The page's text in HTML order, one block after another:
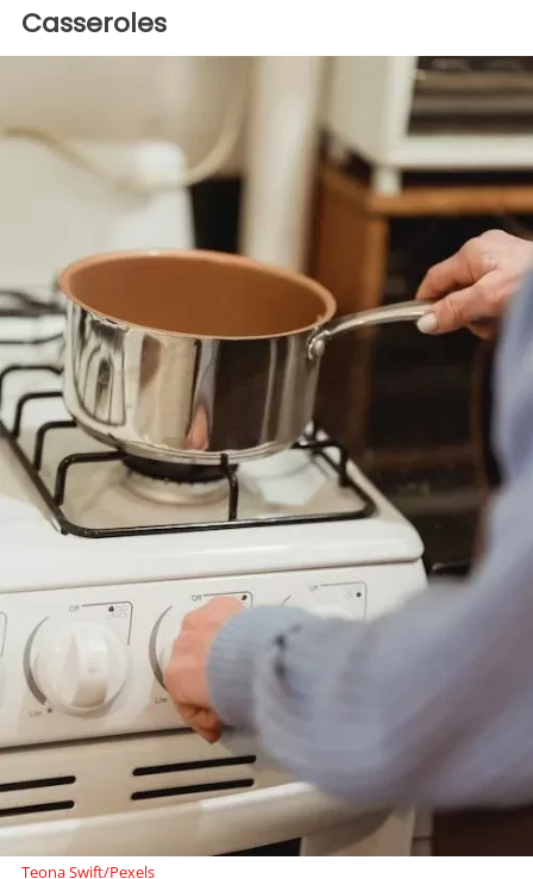
Casseroles
Teona Swift/Pexels